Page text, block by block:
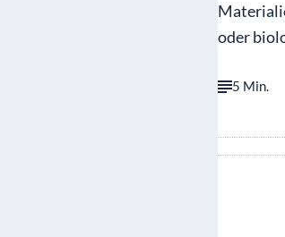
oder
5 Min.